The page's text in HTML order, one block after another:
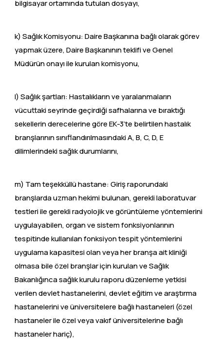
bilgisayar ortamında tutulan dosyayı,
k) Sağlık Komisyonu: Daire Başkanına bağlı olarak görev
yapmak üzere, Daire Başkanının teklifi ve Genel
Müdürün onayı ile kurulan komisyonu,
l) Sağlık şartları: Hastalıkların ve yaralanmaların
vücuttaki seyrinde geçirdiği safhalarına ve bıraktığı
sekellerin derecelerine göre EK-3’te belirtilen hastalık
branşlarının sınıflandırılmasındaki A, B, C, D, E
dilimlerindeki sağlık durumlarını,
m) Tam teşekküllü hastane: Giriş raporundaki
branşlarda uzman hekimi bulunan, gerekli laboratuvar
testleri ile gerekli radyolojik ve görüntüleme yöntemlerini
uygulayabilen, organ ve sistem fonksiyonlarının
tespitinde kullanılan fonksiyon tespit yöntemlerini
uygulama kapasitesi olan veya her branşa ait kliniği
olmasa bile özel branşlar için kurulan ve Sağlık
Bakanlığınca sağlık kurulu raporu düzenleme yetkisi
verilen devlet hastanelerini, devlet eğitim ve araştırma
hastanelerini ve üniversitelere bağlı hastaneleri (özel
hastaneler ile özel veya vakıf üniversitelerine bağlı
hastaneler hariç),